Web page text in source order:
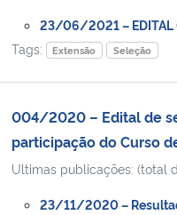
23/06/2021 – EDITAL
Tags:
Extensão Seleção
004/2020 – Edital de
participação do Curso
Ultimas publicações: (total
23/11/2020 –